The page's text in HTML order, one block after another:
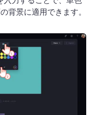
背景に適用できます。